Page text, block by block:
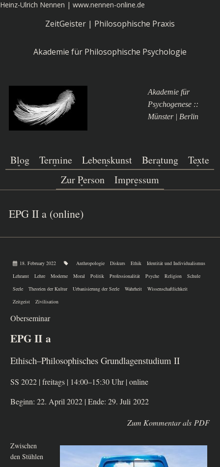
Heinz-Ulrich Nennen | www.nennen-online.de
ZeitGeister | Philosophische Praxis
Akademie für Philosophische Psychologie
Akademie für
Psychogenese ::
Münster | Berlin
Blog Termine Lebenskunst Beratung
Texte
Zur Person
Impressum
EPG II a (online)
18. February 2022 Anthropologie Diskurs Ethik
Identität und Individualismus
Lehramt
Lehre Moderne Moral Politik Professionalität Psyche Religion
Schule
Seele
Theorien der Kultur Urbanisierung der Seele Wahrheit
Wissenschaftlichkeit
Zeitgeist
Zivilisation
Ober­se­mi­nar
EPG II a
Ethisch–Philosophisches Grundlagenstudium II
SS 2022 | frei­tags | 14:00–15:30 Uhr | online
Beginn: 22. April 2022 | Ende: 29. Juli 2022
Zum Kommentar als PDF
Zwischen
den Stühlen